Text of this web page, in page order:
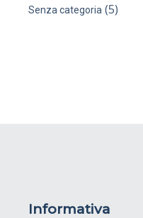
Senza categoria (5)
Informativa